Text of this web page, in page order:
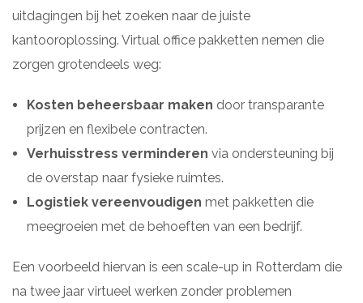
uitdagingen bij het zoeken naar de juiste
kantooroplossing. Virtual office pakketten nemen die
zorgen grotendeels weg:
Kosten beheersbaar maken door transparante
prijzen en flexibele contracten.
Verhuisstress verminderen via ondersteuning bij
de overstap naar fysieke ruimtes.
Logistiek vereenvoudigen met pakketten die
meegroeien met de behoeften van een bedrijf.
Een voorbeeld hiervan is een scale-up in Rotterdam die
na twee jaar virtueel werken zonder problemen